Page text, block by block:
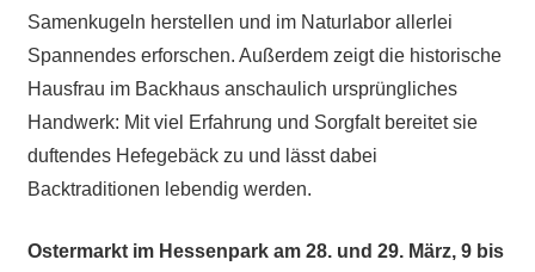
Samenkugeln herstellen und im Naturlabor allerlei
Spannendes erforschen. Außerdem zeigt die historische
Hausfrau im Backhaus anschaulich ursprüngliches
Handwerk: Mit viel Erfahrung und Sorgfalt bereitet sie
duftendes Hefegebäck zu und lässt dabei
Backtraditionen lebendig werden.
Ostermarkt im Hessenpark am 28. und 29. März, 9 bis